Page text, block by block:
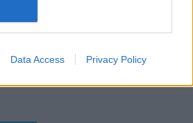
Data Access Privacy Policy